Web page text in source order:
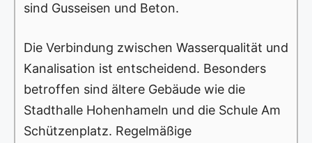
sind Gusseisen und Beton.
Die Verbindung zwischen Wasserqualität und
Kanalisation ist entscheidend. Besonders
betroffen sind ältere Gebäude wie die
Stadthalle Hohenhameln und die Schule Am
Schützenplatz. Regelmäßige